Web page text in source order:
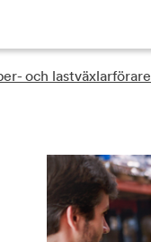
och lastväxlarförare